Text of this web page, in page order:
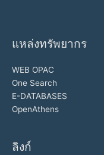
แหล่งทรัพยากร
WEB OPAC
One Search
E-DATABASES
OpenAthens
ลิงก์